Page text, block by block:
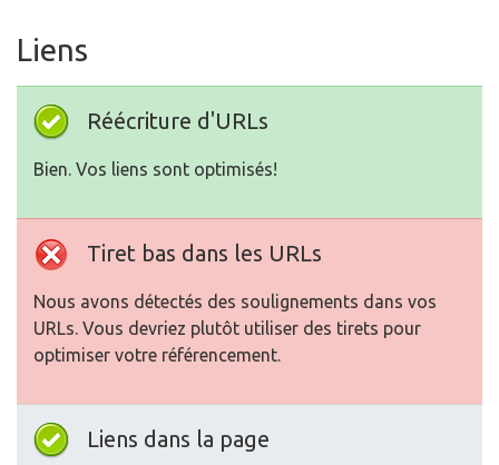
Liens
Réécriture d'URLs
Bien. Vos liens sont optimisés!
Tiret bas dans les URLs
Nous avons détectés des soulignements dans vos
URLs. Vous devriez plutôt utiliser des tirets pour
optimiser votre référencement.
Liens dans la page